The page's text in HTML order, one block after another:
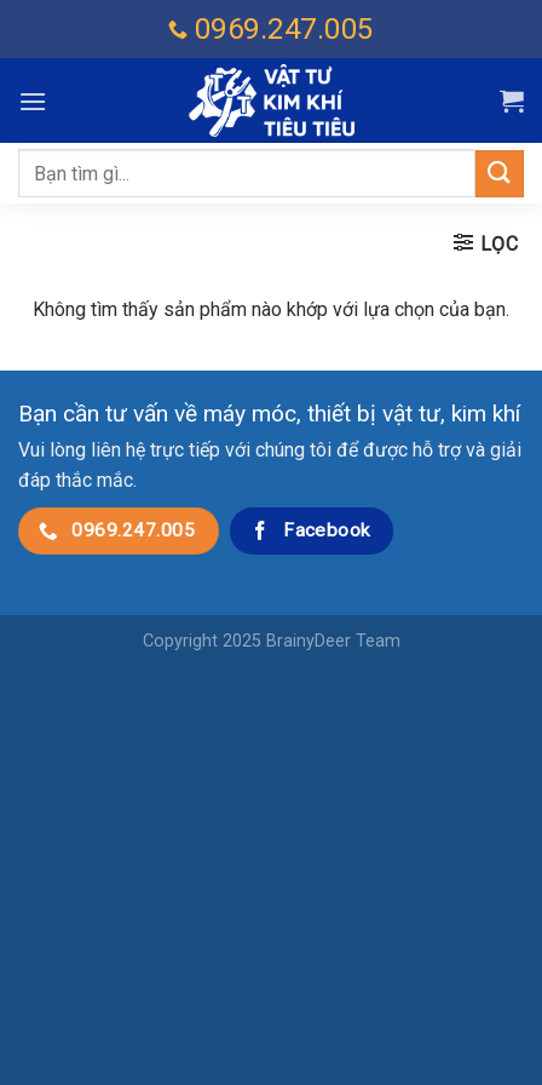
dung
0969.247.005
Tìm
kiếm:
LỌC
Không tìm thấy sản phẩm nào khớp với lựa chọn của bạn.
Bạn cần tư vấn về máy móc, thiết bị vật tư, kim khí
Vui lòng liên hệ trực tiếp với chúng tôi để được hỗ trợ và giải
đáp thắc mắc.
0969.247.005 Facebook
Copyright 2025 BrainyDeer Team